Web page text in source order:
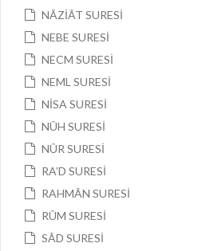
NÂZİÂT SURESİ
NEBE SURESİ
NECM SURESİ
NEML SURESİ
NİSA SURESİ
NÛH SURESİ
NÛR SURESİ
RA’D SURESİ
RAHMÂN SURESİ
RÛM SURESİ
SÂD SURESİ